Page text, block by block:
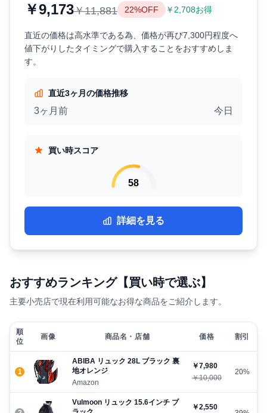
￥9,173￥11,881 22%OFF ￥2,708お得
直近の価格は高水準である為、価格が再び7,300円程度へ
値下がりしたタイミングで購入することをおすすめしま
す。
直近3ヶ月の価格推移
3ヶ月前 今日
買い時スコア
58
詳細を見る
おすすめランキング【買い時で選ぶ】
主要小売店で現在利用可能なお得な商品をご紹介します。
順
位
画像 商品名・店舗 価格 割引
1
ABIBA リュック 28L ブラック 裏
地オレンジ
Amazon
￥7,980
￥10,000
20%
Vulmoon リュック 15.6インチ ブ
￥2,550